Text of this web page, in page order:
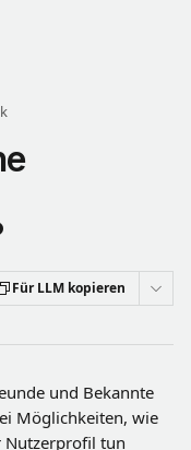
Für LLM kopieren
und Bekannte
Möglichkeiten, wie
Nutzerprofil tun